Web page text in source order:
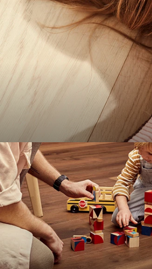
Parket &
Bekijk alles